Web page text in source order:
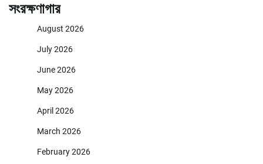
সংরক্ষণাগার
August 2026
July 2026
June 2026
May 2026
April 2026
March 2026
February 2026